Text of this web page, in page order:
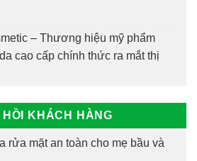
– Thương hiệu mỹ phẩm
cao cấp chính thức ra mắt thị
HỒI KHÁCH HÀNG
rửa mặt an toàn cho mẹ bầu và